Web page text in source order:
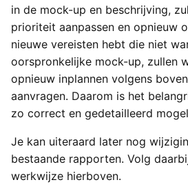
in de mock-up en beschrijving,
prioriteit aanpassen en opnieuw
nieuwe vereisten hebt die niet
oorspronkelijke mock-up, zullen
opnieuw inplannen volgens
aanvragen. Daarom is het
zo correct en gedetailleerd
Je kan uiteraard later nog
bestaande rapporten. Volg
werkwijze hierboven.